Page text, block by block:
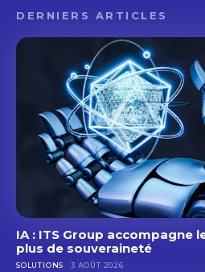
DERNIERS ARTICLES
IA : ITS Group accompagne
plus de souveraineté
SOLUTIONS 3 AOÛT 2026